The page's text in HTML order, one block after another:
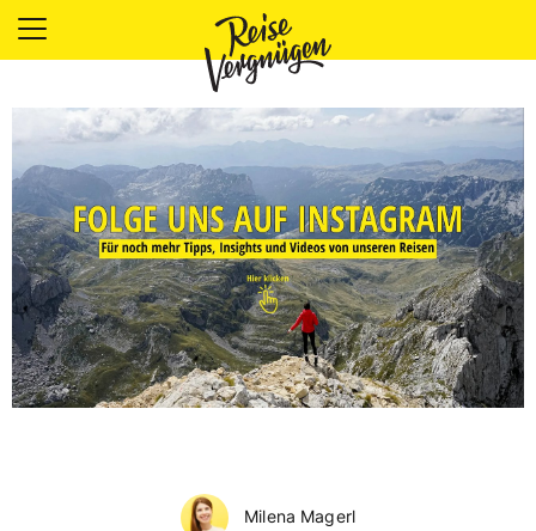
LÄNDER
UNTERKÜNFTE
FOOD
PLANUNG
OUTDOOR
Milena Magerl